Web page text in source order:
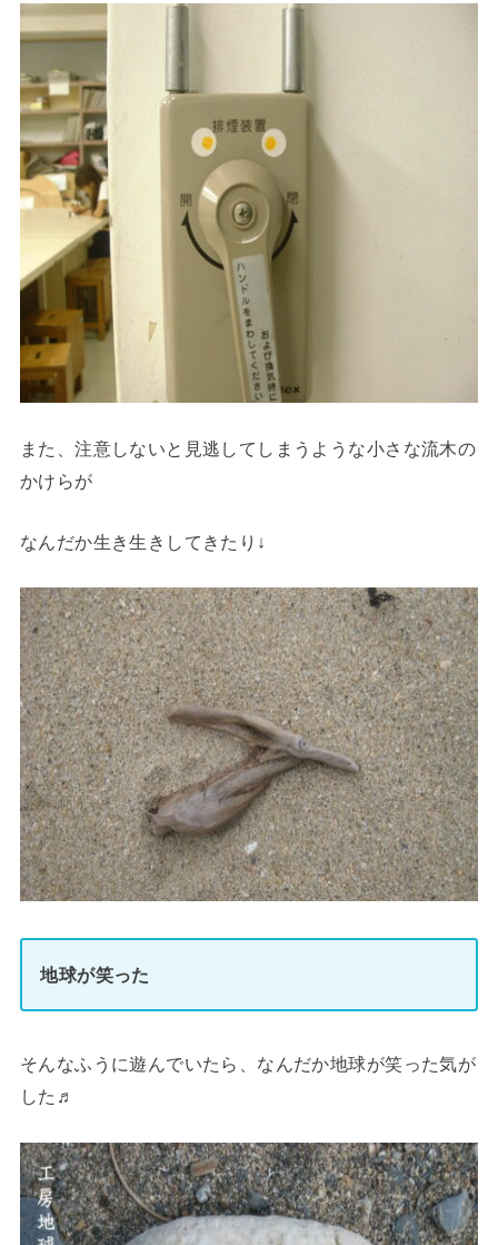
また、注意しないと見逃してしまうような小さな流木の
かけらが
なんだか生き生きしてきたり↓
地球が笑った
そんなふうに遊んでいたら、なんだか地球が笑った気が
した♬